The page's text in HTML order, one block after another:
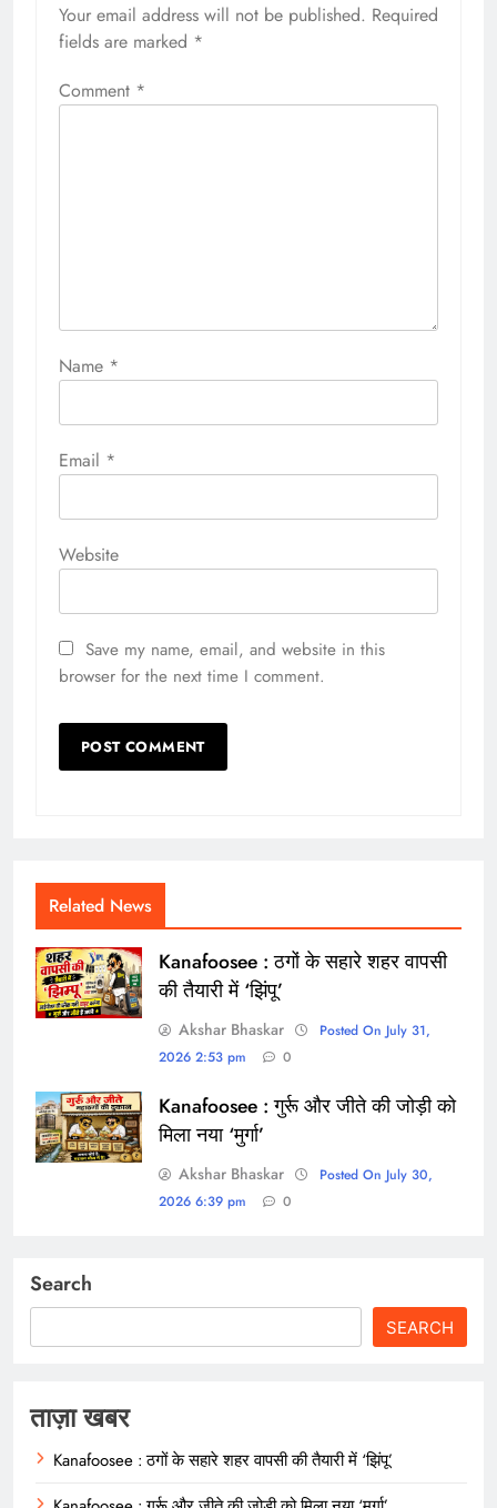
Your email address will not be published. Required
fields are marked *
Comment *
Name *
Email *
Website
Save my name, email, and website in this
browser for the next time I comment.
Related News
Kanafoosee : ठगों के सहारे शहर वापसी
की तैयारी में ‘झिंपू’
Akshar Bhaskar
Posted On July 31,
2026 2:53 pm
0
Kanafoosee : गुर्रू और जीते की जोड़ी को
मिला नया ‘मुर्गा’
Akshar Bhaskar
Posted On July 30,
2026 6:39 pm
0
Search
SEARCH
ताज़ा खबर
Kanafoosee : ठगों के सहारे शहर वापसी की तैयारी में ‘झिंपू’